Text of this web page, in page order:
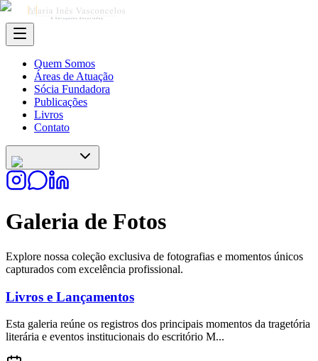
Quem Somos
Áreas de Atuação
Sócia Fundadora
Publicações
Livros
Contato
Galeria de Fotos
Explore nossa coleção exclusiva de fotografias e momentos únicos
capturados com excelência profissional.
Livros e Lançamentos
Esta galeria reúne os registros dos principais momentos da tragetória
literária e eventos institucionais do escritório M...